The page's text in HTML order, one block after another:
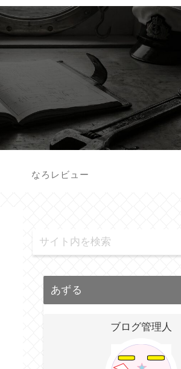
なろレビュー
あずる
ブログ管理人